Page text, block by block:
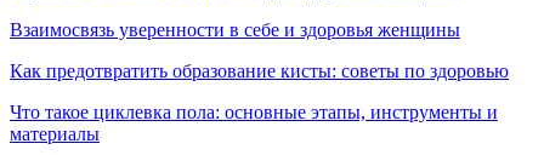
Взаимосвязь уверенности в себе и здоровья женщины
Как предотвратить образование кисты: советы по здоровью
Что такое циклевка пола: основные этапы, инструменты и
материалы